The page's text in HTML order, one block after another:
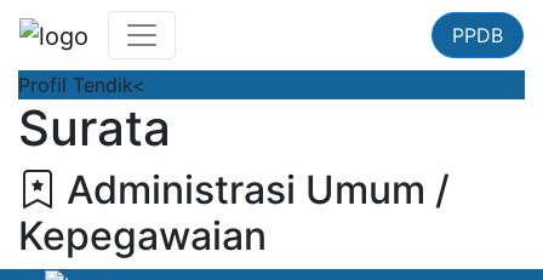
PPDB
Profil Tendik<
Surata
Administrasi Umum /
Kepegawaian